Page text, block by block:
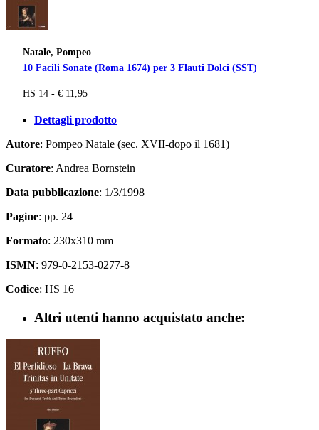
Natale, Pompeo
10 Facili Sonate (Roma 1674) per 3 Flauti Dolci (SST)
HS 14 - € 11,95
Dettagli prodotto
Autore: Pompeo Natale (sec. XVII-dopo il 1681)
Curatore: Andrea Bornstein
Data pubblicazione: 1/3/1998
Pagine: pp. 24
Formato: 230x310 mm
ISMN: 979-0-2153-0277-8
Codice: HS 16
Altri utenti hanno acquistato anche: